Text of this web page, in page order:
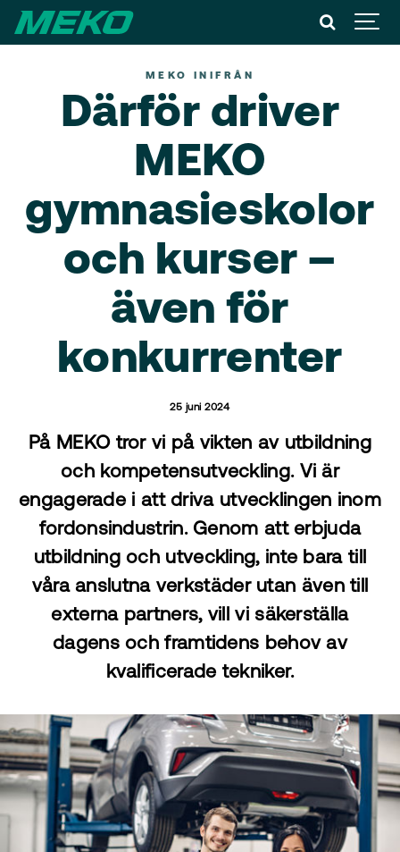
MEKO INIFRÅN
Därför driver
MEKO
gymnasieskolor
och kurser –
även för
konkurrenter
25 juni 2024
På MEKO tror vi på vikten av utbildning
och kompetensutveckling. Vi är
engagerade i att driva utvecklingen inom
fordonsindustrin. Genom att erbjuda
utbildning och utveckling, inte bara till
våra anslutna verkstäder utan även till
externa partners, vill vi säkerställa
dagens och framtidens behov av
kvalificerade tekniker.